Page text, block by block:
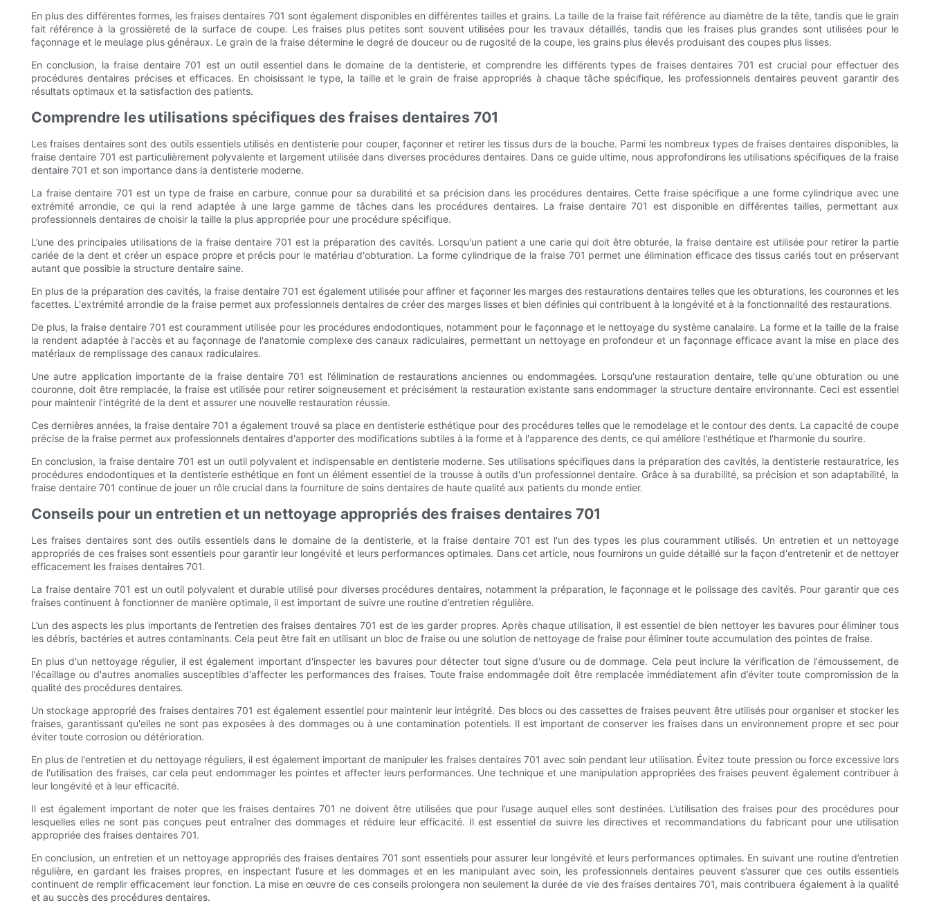
En plus des différentes formes, les fraises dentaires 701 sont également disponibles en différentes tailles et grains. La taille de la fraise fait référence au diamètre de la tête, tandis que le grain
fait référence à la grossièreté de la surface de coupe. Les fraises plus petites sont souvent utilisées pour les travaux détaillés, tandis que les fraises plus grandes sont utilisées pour le
façonnage et le meulage plus généraux. Le grain de la fraise détermine le degré de douceur ou de rugosité de la coupe, les grains plus élevés produisant des coupes plus lisses.
En conclusion, la fraise dentaire 701 est un outil essentiel dans le domaine de la dentisterie, et comprendre les différents types de fraises dentaires 701 est crucial pour effectuer des
procédures dentaires précises et efficaces. En choisissant le type, la taille et le grain de fraise appropriés à chaque tâche spécifique, les professionnels dentaires peuvent garantir des
résultats optimaux et la satisfaction des patients.
Comprendre les utilisations spécifiques des fraises dentaires 701
Les fraises dentaires sont des outils essentiels utilisés en dentisterie pour couper, façonner et retirer les tissus durs de la bouche. Parmi les nombreux types de fraises dentaires disponibles, la
fraise dentaire 701 est particulièrement polyvalente et largement utilisée dans diverses procédures dentaires. Dans ce guide ultime, nous approfondirons les utilisations spécifiques de la fraise
dentaire 701 et son importance dans la dentisterie moderne.
La fraise dentaire 701 est un type de fraise en carbure, connue pour sa durabilité et sa précision dans les procédures dentaires. Cette fraise spécifique a une forme cylindrique avec une
extrémité arrondie, ce qui la rend adaptée à une large gamme de tâches dans les procédures dentaires. La fraise dentaire 701 est disponible en différentes tailles, permettant aux
professionnels dentaires de choisir la taille la plus appropriée pour une procédure spécifique.
L’une des principales utilisations de la fraise dentaire 701 est la préparation des cavités. Lorsqu'un patient a une carie qui doit être obturée, la fraise dentaire est utilisée pour retirer la partie
cariée de la dent et créer un espace propre et précis pour le matériau d'obturation. La forme cylindrique de la fraise 701 permet une élimination efficace des tissus cariés tout en préservant
autant que possible la structure dentaire saine.
En plus de la préparation des cavités, la fraise dentaire 701 est également utilisée pour affiner et façonner les marges des restaurations dentaires telles que les obturations, les couronnes et les
facettes. L'extrémité arrondie de la fraise permet aux professionnels dentaires de créer des marges lisses et bien définies qui contribuent à la longévité et à la fonctionnalité des restaurations.
De plus, la fraise dentaire 701 est couramment utilisée pour les procédures endodontiques, notamment pour le façonnage et le nettoyage du système canalaire. La forme et la taille de la fraise
la rendent adaptée à l'accès et au façonnage de l'anatomie complexe des canaux radiculaires, permettant un nettoyage en profondeur et un façonnage efficace avant la mise en place des
matériaux de remplissage des canaux radiculaires.
Une autre application importante de la fraise dentaire 701 est l’élimination de restaurations anciennes ou endommagées. Lorsqu'une restauration dentaire, telle qu'une obturation ou une
couronne, doit être remplacée, la fraise est utilisée pour retirer soigneusement et précisément la restauration existante sans endommager la structure dentaire environnante. Ceci est essentiel
pour maintenir l’intégrité de la dent et assurer une nouvelle restauration réussie.
Ces dernières années, la fraise dentaire 701 a également trouvé sa place en dentisterie esthétique pour des procédures telles que le remodelage et le contour des dents. La capacité de coupe
précise de la fraise permet aux professionnels dentaires d'apporter des modifications subtiles à la forme et à l'apparence des dents, ce qui améliore l'esthétique et l'harmonie du sourire.
En conclusion, la fraise dentaire 701 est un outil polyvalent et indispensable en dentisterie moderne. Ses utilisations spécifiques dans la préparation des cavités, la dentisterie restauratrice, les
procédures endodontiques et la dentisterie esthétique en font un élément essentiel de la trousse à outils d'un professionnel dentaire. Grâce à sa durabilité, sa précision et son adaptabilité, la
fraise dentaire 701 continue de jouer un rôle crucial dans la fourniture de soins dentaires de haute qualité aux patients du monde entier.
Conseils pour un entretien et un nettoyage appropriés des fraises dentaires 701
Les fraises dentaires sont des outils essentiels dans le domaine de la dentisterie, et la fraise dentaire 701 est l'un des types les plus couramment utilisés. Un entretien et un nettoyage
appropriés de ces fraises sont essentiels pour garantir leur longévité et leurs performances optimales. Dans cet article, nous fournirons un guide détaillé sur la façon d'entretenir et de nettoyer
efficacement les fraises dentaires 701.
La fraise dentaire 701 est un outil polyvalent et durable utilisé pour diverses procédures dentaires, notamment la préparation, le façonnage et le polissage des cavités. Pour garantir que ces
fraises continuent à fonctionner de manière optimale, il est important de suivre une routine d’entretien régulière.
L’un des aspects les plus importants de l’entretien des fraises dentaires 701 est de les garder propres. Après chaque utilisation, il est essentiel de bien nettoyer les bavures pour éliminer tous
les débris, bactéries et autres contaminants. Cela peut être fait en utilisant un bloc de fraise ou une solution de nettoyage de fraise pour éliminer toute accumulation des pointes de fraise.
En plus d'un nettoyage régulier, il est également important d'inspecter les bavures pour détecter tout signe d'usure ou de dommage. Cela peut inclure la vérification de l'émoussement, de
l'écaillage ou d'autres anomalies susceptibles d'affecter les performances des fraises. Toute fraise endommagée doit être remplacée immédiatement afin d’éviter toute compromission de la
qualité des procédures dentaires.
Un stockage approprié des fraises dentaires 701 est également essentiel pour maintenir leur intégrité. Des blocs ou des cassettes de fraises peuvent être utilisés pour organiser et stocker les
fraises, garantissant qu'elles ne sont pas exposées à des dommages ou à une contamination potentiels. Il est important de conserver les fraises dans un environnement propre et sec pour
éviter toute corrosion ou détérioration.
En plus de l'entretien et du nettoyage réguliers, il est également important de manipuler les fraises dentaires 701 avec soin pendant leur utilisation. Évitez toute pression ou force excessive lors
de l'utilisation des fraises, car cela peut endommager les pointes et affecter leurs performances. Une technique et une manipulation appropriées des fraises peuvent également contribuer à
leur longévité et à leur efficacité.
Il est également important de noter que les fraises dentaires 701 ne doivent être utilisées que pour l’usage auquel elles sont destinées. L’utilisation des fraises pour des procédures pour
lesquelles elles ne sont pas conçues peut entraîner des dommages et réduire leur efficacité. Il est essentiel de suivre les directives et recommandations du fabricant pour une utilisation
appropriée des fraises dentaires 701.
En conclusion, un entretien et un nettoyage appropriés des fraises dentaires 701 sont essentiels pour assurer leur longévité et leurs performances optimales. En suivant une routine d’entretien
régulière, en gardant les fraises propres, en inspectant l’usure et les dommages et en les manipulant avec soin, les professionnels dentaires peuvent s’assurer que ces outils essentiels
continuent de remplir efficacement leur fonction. La mise en œuvre de ces conseils prolongera non seulement la durée de vie des fraises dentaires 701, mais contribuera également à la qualité
et au succès des procédures dentaires.